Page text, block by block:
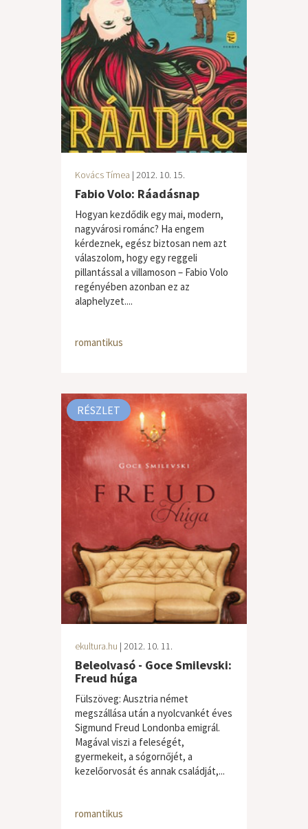
Kovács Tímea | 2012. 10. 15.
Fabio Volo: Ráadásnap
Hogyan kezdődik egy mai, modern,
nagyvárosi románc? Ha engem
kérdeznek, egész biztosan nem azt
válaszolom, hogy egy reggeli
pillantással a villamoson – Fabio Volo
regényében azonban ez az
alaphelyzet....
romantikus
RÉSZLET
ekultura.hu | 2012. 10. 11.
Beleolvasó - Goce Smilevski:
Freud húga
Fülszöveg: Ausztria német
megszállása után a nyolcvankét éves
Sigmund Freud Londonba emigrál.
Magával viszi a feleségét,
gyermekeit, a sógornőjét, a
kezelőorvosát és annak családját,...
romantikus